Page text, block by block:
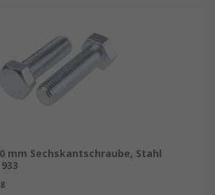
Sechskantschrauben
Sie beiRS eine grosse Auswahl.
sind in verschiedenen
um den
Anforderungen gerecht zu
einige der gebräuchlichsten
mm Sechskantschraube, Stahl